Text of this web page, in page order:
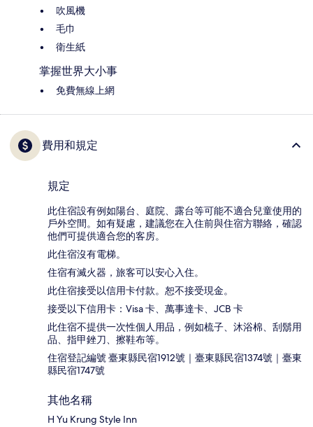
吹風機
毛巾
衛生紙
掌握世界大小事
免費無線上網
費用和規定
規定
此住宿設有例如陽台、庭院、露台等可能不適合兒童使用的
戶外空間。如有疑慮，建議您在入住前與住宿方聯絡，確認
他們可提供適合您的客房。
此住宿沒有電梯。
住宿有滅火器，旅客可以安心入住。
此住宿接受以信用卡付款。恕不接受現金。
接受以下信用卡：Visa 卡、萬事達卡、JCB 卡
此住宿不提供一次性個人用品，例如梳子、沐浴棉、刮鬍用
品、指甲銼刀、擦鞋布等。
住宿登記編號 臺東縣民宿1912號｜臺東縣民宿1374號｜臺東
縣民宿1747號
其他名稱
H Yu Krung Style Inn